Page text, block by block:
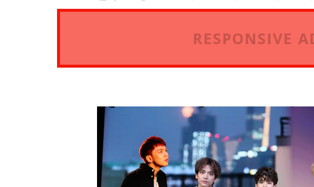
RESPONSIVE